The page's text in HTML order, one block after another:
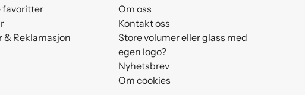
favoritter
& Reklamasjon
Om oss
Kontakt oss
Store volumer eller glass med
egen logo?
Nyhetsbrev
Om cookies